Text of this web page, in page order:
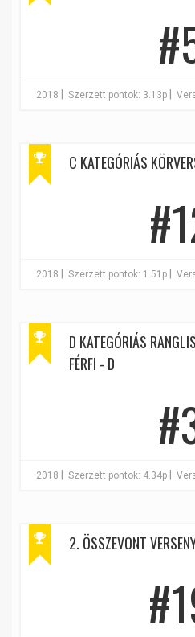
2018 Szerzett pontok: 3.13p
C KATEGÓRIÁS
2018 Szerzett pontok: 1.51p
D KATEGÓRIÁS
FÉRFI - D
2018 Szerzett pontok: 4.34p
2. ÖSSZEVONT